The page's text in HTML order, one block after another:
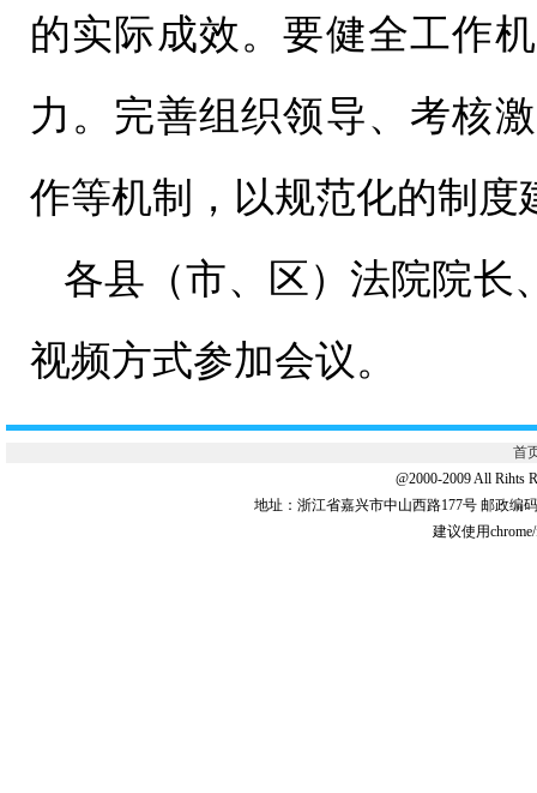
的实际成效。要健全工作
力。完善组织领导、考核
作等机制，以规范化的制
各县（市、区）法院院长
视频方式参加会议。
首
@2000-2009 All Rihts
地址：浙江省嘉兴市中山西路177号 邮政编
建议使用